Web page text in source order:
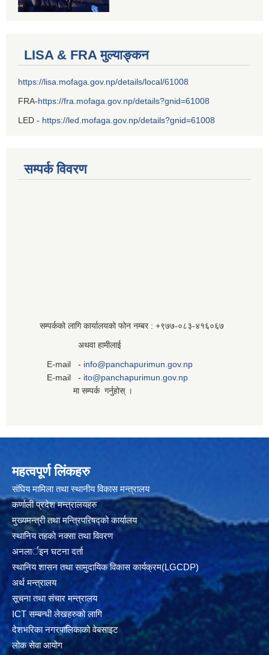
LISA & FRA मुल्याङ्कन
https://lisa.mofaga.gov.np/details/local/61008
FRA-https://fra.mofaga.gov.np/details?gnid=61008
LED - https://led.mofaga.gov.np/details?gnid=61008
सम्पर्क विवरण
सम्पर्कको लागि कार्यालयको फोन नम्बर : +९७७-०८३‍-४१६०६७
अथवा हामीलाई
E-mail - info@panchapurimun.gov.np
E-mail - ito@panchapurimun.gov.np
मा सम्पर्क गर्नुहोस् ।
महत्वपूर्ण लिंकहरु
संघिय मामिला तथा स्थानीय विकास मन्त्रालय
कर्णाली प्रदेश मन्त्रालयहरु
मुख्यमन्त्री तथा मन्त्रिपरिषद्को कार्यालय
स्थानिय तहकाे नक्सा तथा विवरण
अनलार्इन घटना दर्ता
स्थानिय शासन तथा सामुदायिक विकास कार्यक्रम(LGCDP)
अर्थ मन्त्रालय
सूचना तथा संचार मन्त्रालय
ICT सम्बन्धी लेखहरुको लागि
देशभरिका नगरपालिकाको वेबसाइट
लोक सेवा आयोग